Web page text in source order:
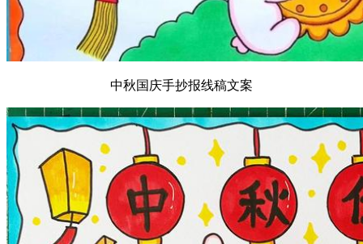
中秋国庆手抄报线稿文案